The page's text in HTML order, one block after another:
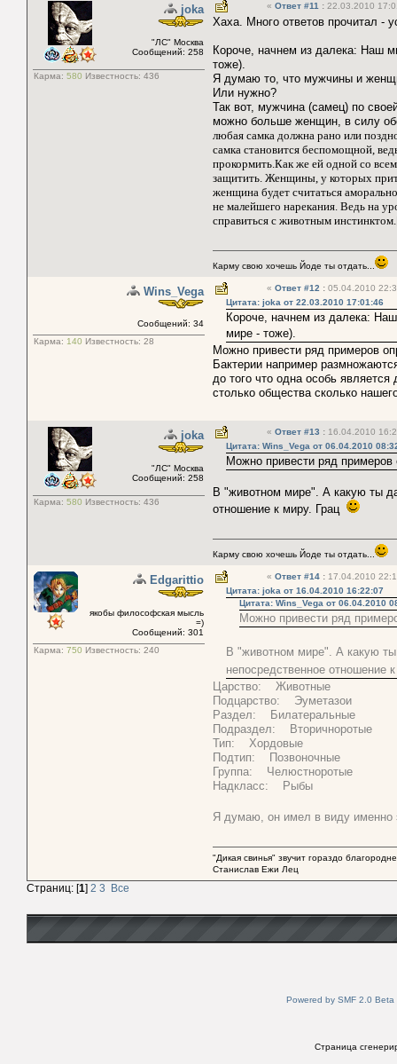
joka
"ЛС" Москва
Сообщений: 258
Карма: 580 Известность: 436
« Ответ #11 : 22.03.2010
Хаха. Много ответов прочитал -
Короче, начнем из далека: Наш
тоже).
Я думаю то, что мужчины и
Или нужно?
Так вот, мужчина (самец) по
можно больше женщин, в силу
любая самка должна рано или
самка становится беспомощной,
прокормить.Как же ей одной со
защитить. Женщины, у которых
женщина будет считаться
не малейшего нарекания. Ведь на
справиться с животным
Карму свою хочешь Йоде ты отдать...
Wins_Vega
Сообщений: 34
Карма: 140 Известность: 28
« Ответ #12 : 05.04.2010
Цитата: joka от 22.03.2010 17:01:46
Короче, начнем из далека:
мире - тоже).
Можно привести ряд примеров
Бактерии например
до того что одна особь
столько общества сколько
joka
"ЛС" Москва
Сообщений: 258
Карма: 580 Известность: 436
« Ответ #13 : 16.04.2010
Цитата: Wins_Vega от 06.04.2010
Можно привести ряд примеров
В "животном мире". А какую ты
отношение к миру. Грац
Карму свою хочешь Йоде ты отдать...
Edgarittio
якобы философская мысль
=)
Сообщений: 301
Карма: 750 Известность: 240
« Ответ #14 : 17.04.2010
Цитата: joka от 16.04.2010 16:22:07
Цитата: Wins_Vega от 06.04.2010
Можно привести ряд
В "животном мире". А какую
непосредственное отношение
Царство: Животные
Подцарство: Эуметазои
Раздел: Билатеральные
Подраздел: Вторичноротые
Тип: Хордовые
Подтип: Позвоночные
Группа: Челюстноротые
Надкласс: Рыбы
Я думаю, он имел в виду именно
"Дикая свинья" звучит гораздо
Станислав Ежи Лец
Страниц: [1] 2 3 Все
Powered by SMF 2.0 Beta
Страница